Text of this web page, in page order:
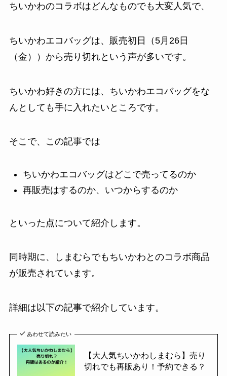
ちいかわのコラボはどんなものでも大変人気で、
ちいかわエコバッグは、販売初日（5月26日
（金））から売り切れという声が多いです。
ちいかわ好きの方には、ちいかわエコバッグをな
んとしても手に入れたいところです。
そこで、この記事では
ちいかわエコバッグはどこで売ってるのか
再販売はするのか、いつからするのか
といった点について紹介します。
同時期に、しまむらでもちいかわとのコラボ商品
が販売されています。
詳細は以下の記事で紹介しています。
あわせて読みたい
【大人気ちいかわしまむら】売り
切れでも再販あり！予約できる？